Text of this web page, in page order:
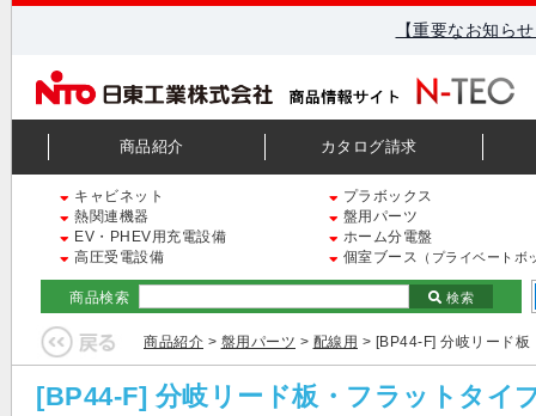
【重要なお知ら
商品紹介 カタログ請求
キャビネット
プラボックス
熱関連機器
盤用パーツ
EV・PHEV用充電設備
ホーム分電盤
高圧受電設備
個室ブース （プライベートボ
商品検索 検索
商品紹介 > 盤用パーツ > 配線用 > [BP44-F] 分岐リード板
[BP44-F] 分岐リード板・フラットタイ